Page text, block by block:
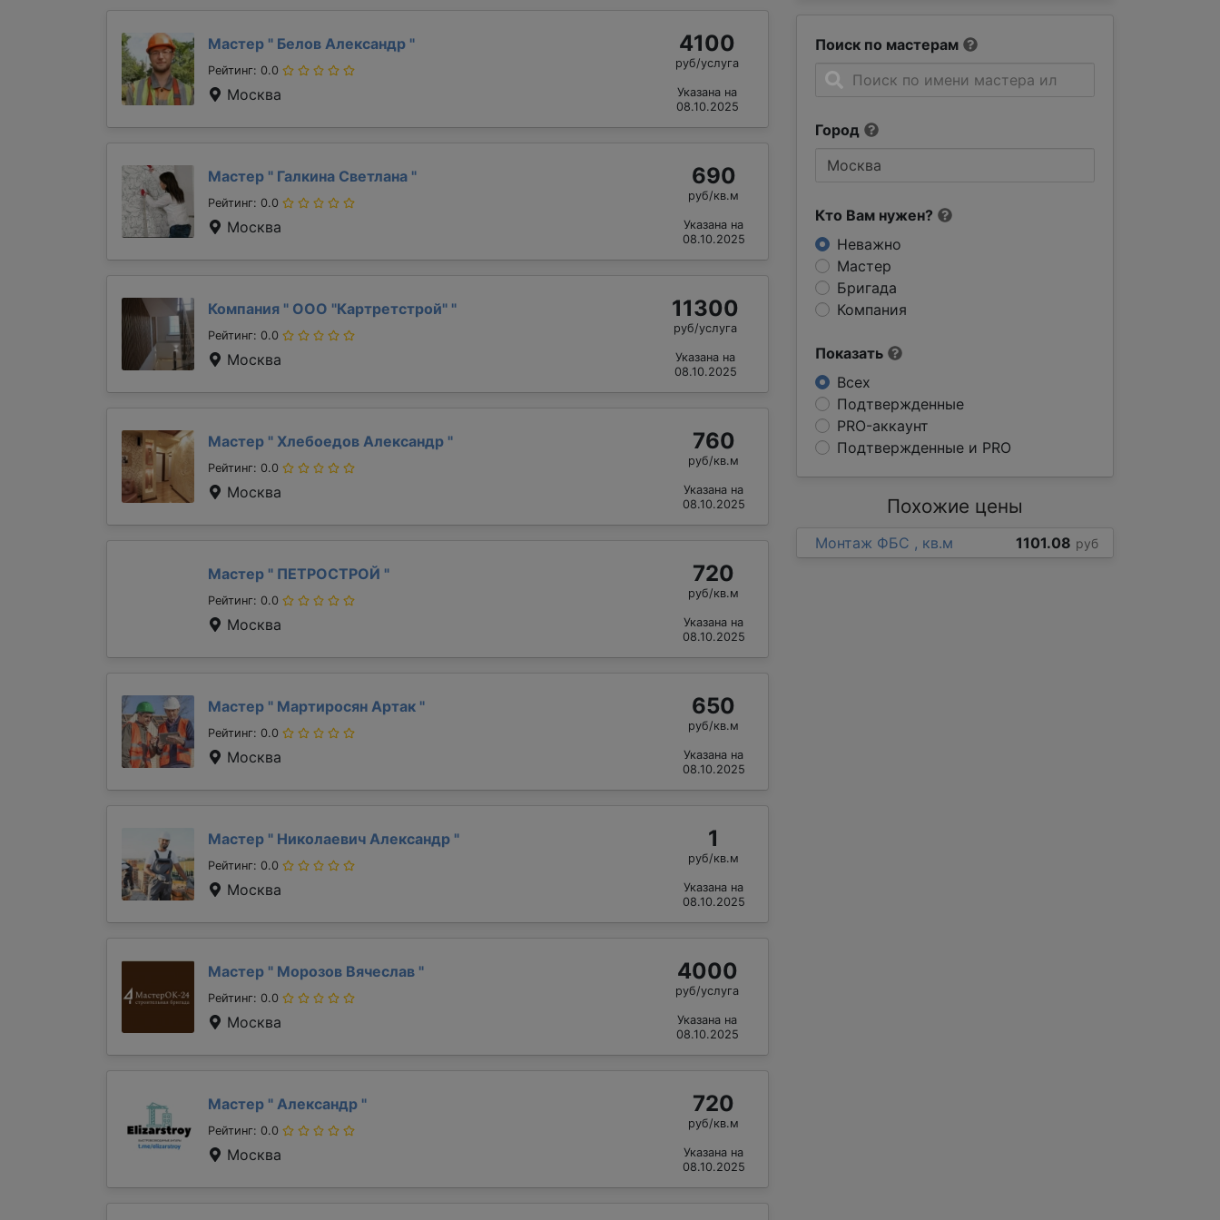
Поиск по мастерам
Город
Кто Вам нужен?
Неважно
Мастер
Бригада
Компания
Показать
Всех
Подтвержденные
PRO-аккаунт
Подтвержденные и PRO
Мастер " Белов Александр "
Рейтинг: 0.0
Москва
4100
руб/услуга
Указана на
08.10.2025
Мастер " Галкина Светлана "
Рейтинг: 0.0
Москва
690
руб/кв.м
Указана на
08.10.2025
Компания " ООО "Картретстрой" "
Рейтинг: 0.0
Москва
11300
руб/услуга
Указана на
08.10.2025
Мастер " Хлебоедов Александр "
Рейтинг: 0.0
Москва
760
руб/кв.м
Указана на
08.10.2025
Мастер " ПЕТРОСТРОЙ "
Рейтинг: 0.0
Москва
720
руб/кв.м
Указана на
08.10.2025
Мастер " Мартиросян Артак "
Рейтинг: 0.0
Москва
650
руб/кв.м
Указана на
08.10.2025
Мастер " Николаевич Александр "
Рейтинг: 0.0
Москва
1
руб/кв.м
Указана на
08.10.2025
Мастер " Морозов Вячеслав "
Рейтинг: 0.0
Москва
4000
руб/услуга
Указана на
08.10.2025
Мастер " Александр "
Рейтинг: 0.0
Москва
720
руб/кв.м
Указана на
08.10.2025
Похожие цены
Монтаж ФБС , кв.м 1101.08 руб